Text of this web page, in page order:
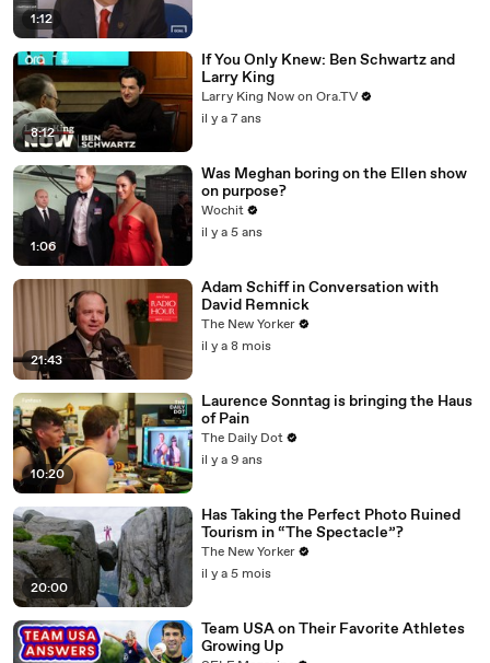
1:12
8:12
If You Only Knew: Ben Schwartz and
Larry King
Larry King Now on Ora.TV
il y a 7 ans
1:06
Was Meghan boring on the Ellen show
on purpose?
Wochit
il y a 5 ans
21:43
Adam Schiff in Conversation with
David Remnick
The New Yorker
il y a 8 mois
10:20
Laurence Sonntag is bringing the Haus
of Pain
The Daily Dot
il y a 9 ans
20:00
Has Taking the Perfect Photo Ruined
Tourism in “The Spectacle”?
The New Yorker
il y a 5 mois
Team USA on Their Favorite Athletes
Growing Up